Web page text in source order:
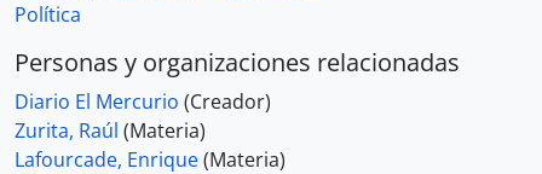
Política
Personas y organizaciones relacionadas
Diario El Mercurio (Creador)
Zurita, Raúl (Materia)
Lafourcade, Enrique(Materia)